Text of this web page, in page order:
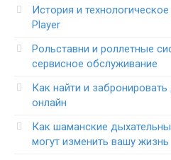
История и
Player
Рольставни и роллетные
сервисное обслуживание
Как найти и
онлайн
Как шаманские
могут изменить вашу жизнь